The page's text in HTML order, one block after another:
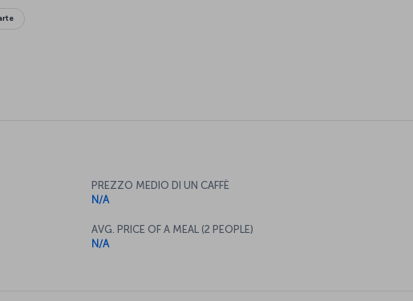
PREZZO MEDIO DI UN CAFFÈ
N/A
AVG. PRICE OF A MEAL (2 PEOPLE)
N/A